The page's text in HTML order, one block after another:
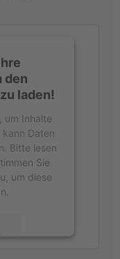
den
laden!
um Inhalte
Daten
Bitte lesen
Sie
um diese